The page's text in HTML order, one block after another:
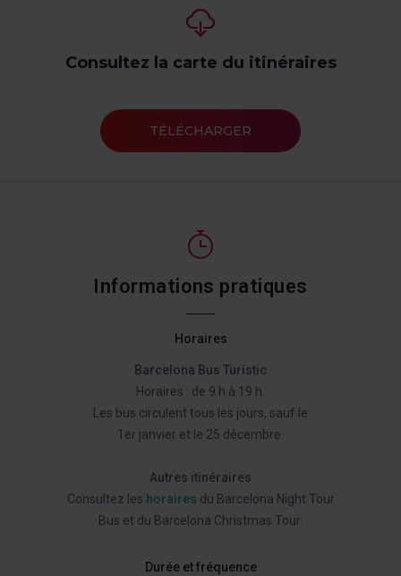
Consultez la carte du itinéraires
TÉLÉCHARGER
Informations pratiques
Horaires
Barcelona Bus Turístic
Horaires : de 9 h à 19 h.
Les bus circulent tous les jours, sauf le
1er janvier et le 25 décembre.
Autres itinéraires
Consultez les horaires du Barcelona Night Tour
Bus et du Barcelona Christmas Tour.
Durée et fréquence